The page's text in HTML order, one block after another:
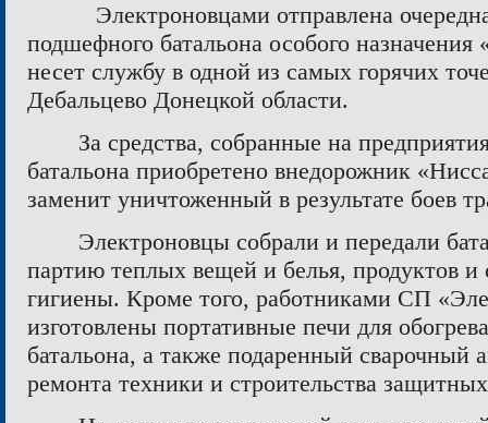
Электроновцами отправлена
подшефного батальона особого назначения
несет службу в одной из самых горячих
Дебальцево Донецкой области.
За средства, собранные на
батальона приобретено внедорожник
заменит уничтоженный в результате боев
Электроновцы собрали и передали
партию теплых вещей и белья, продуктов и
гигиены. Кроме того, работниками СП
изготовлены портативные печи для
батальона, а также подаренный сварочный
ремонта техники и строительства